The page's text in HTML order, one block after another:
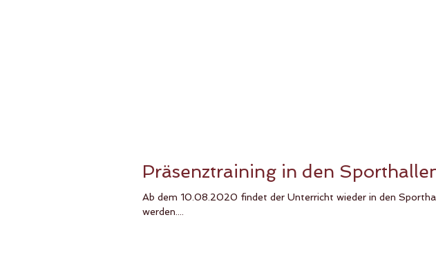
Präsenztraining in den
Ab dem 10.08.2020 findet der Unterricht wieder in den
werden....